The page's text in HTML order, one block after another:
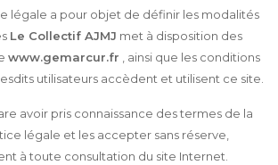
légale a pour objet de définir les modalités
Le Collectif AJMJ met à disposition des
www.gemarcur.fr , ainsi que les conditions
utilisateurs accèdent et utilisent ce site.
avoir pris connaissance des termes de la
légale et les accepter sans réserve,
à toute consultation du site Internet.